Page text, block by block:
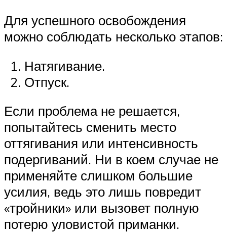
Для успешного освобождения
можно соблюдать несколько этапов:
Натягивание.
Отпуск.
Если проблема не решается,
попытайтесь сменить место
оттягивания или интенсивность
подергиваний. Ни в коем случае не
применяйте слишком большие
усилия, ведь это лишь повредит
«тройники» или вызовет полную
потерю уловистой приманки.